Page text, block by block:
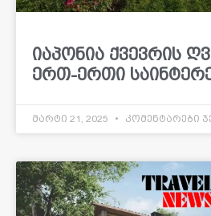
იაპონია ქვევრის
ერთ-ერთი
მარტი 21, 2025 კომენტარები